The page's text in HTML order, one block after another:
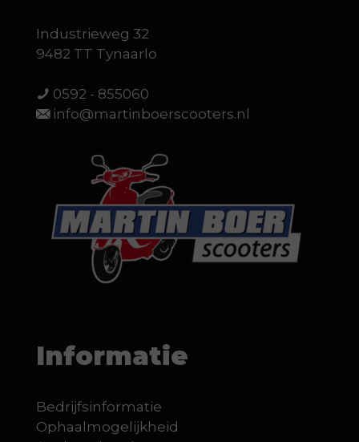
Industrieweg 32
9482 TT Tynaarlo
0592 - 855060
info@martinboerscooters.nl
Informatie
Bedrijfsinformatie
Ophaalmogelijkheid